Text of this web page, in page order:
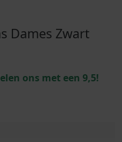
Dames Zwart
ons met een 9,5!